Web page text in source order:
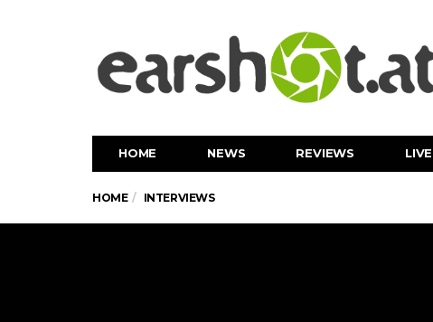
HOME NEWS REVIEWS
HOME INTERVIEWS